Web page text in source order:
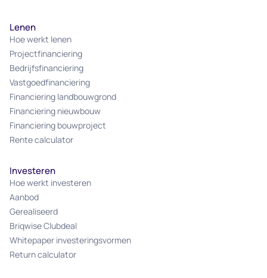
Lenen
Hoe werkt lenen
Projectfinanciering
Bedrijfsfinanciering
Vastgoedfinanciering
Financiering landbouwgrond
Financiering nieuwbouw
Financiering bouwproject
Rente calculator
Investeren
Hoe werkt investeren
Aanbod
Gerealiseerd
Briqwise Clubdeal
Whitepaper investeringsvormen
Return calculator